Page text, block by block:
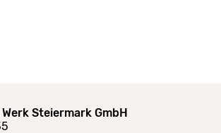
Steiermark GmbH